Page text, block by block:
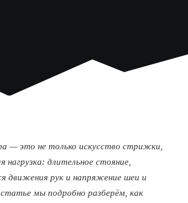
— это не только искусство стрижки,
нагрузка: длительное стояние,
движения рук и напряжение шеи и
мы подробно разберём, как